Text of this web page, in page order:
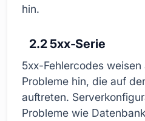
hin.
2.2 5xx-Serie
5xx-Fehlercodes
Probleme hin, die auf
auftreten.
Probleme wie